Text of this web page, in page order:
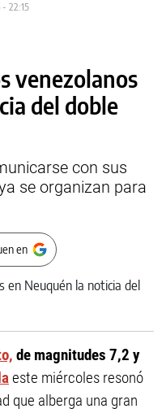
- 22:15
venezolanos
del doble
con sus
se organizan para
en
de magnitudes 7,2 y
este miércoles resonó
que alberga una gran